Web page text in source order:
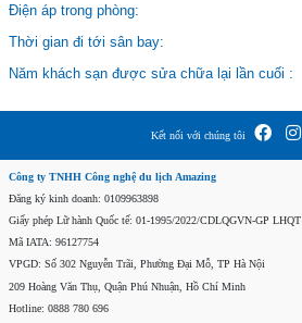
Điện áp trong phòng:
Thời gian đi tới sân bay:
Năm khách sạn được sửa chữa lại lần cuối :
Kết nối với chúng tôi
Công ty TNHH Công nghệ du lịch Amazing
Đăng ký kinh doanh: 0109963898
Giấy phép Lữ hành Quốc tế: 01-1995/2022/CDLQGVN-GP LHQT
Mã IATA: 96127754
VPGD: Số 302 Nguyễn Trãi, Phường Đại Mỗ, TP Hà Nội
209 Hoàng Văn Thụ, Quận Phú Nhuận, Hồ Chí Minh
Hotline: 0888 780 696